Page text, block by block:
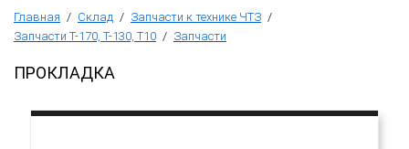
Главная / Склад / Запчасти к технике ЧТЗ /
Запчасти Т-170, Т-130, Т10 / Запчасти
ПРОКЛАДКА
предложение